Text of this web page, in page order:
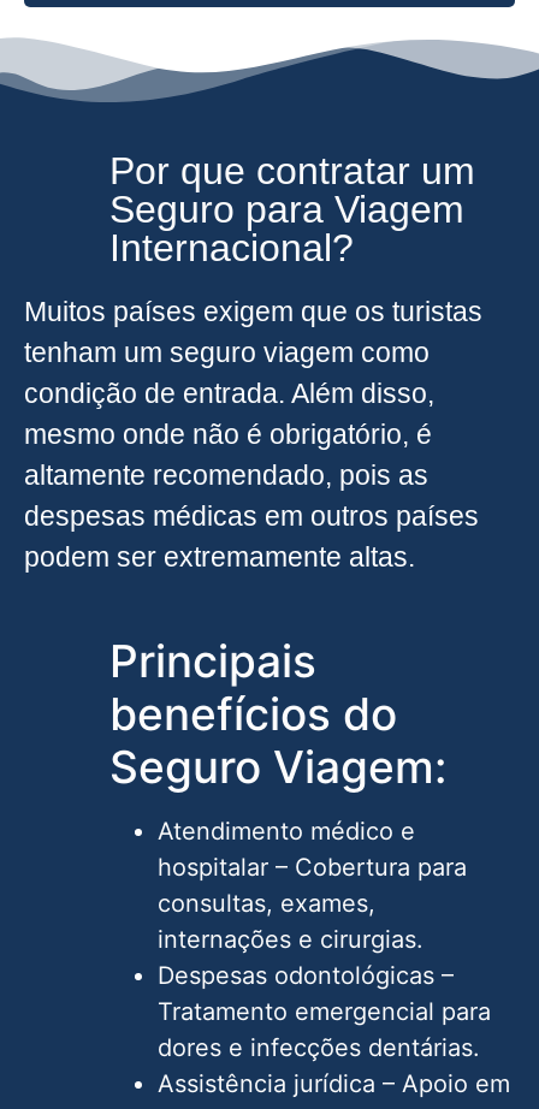
Por que contratar um
Seguro para Viagem
Internacional?
Muitos países exigem que os turistas
tenham um seguro viagem como
condição de entrada. Além disso,
mesmo onde não é obrigatório, é
altamente recomendado, pois as
despesas médicas em outros países
podem ser extremamente altas.
Principais
benefícios do
Seguro Viagem:
Atendimento médico e
hospitalar – Cobertura para
consultas, exames,
internações e cirurgias.
Despesas odontológicas –
Tratamento emergencial para
dores e infecções dentárias.
Assistência jurídica – Apoio em